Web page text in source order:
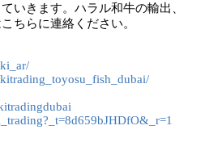
いきます。ハラル和牛の輸出、
ちらに連絡ください。